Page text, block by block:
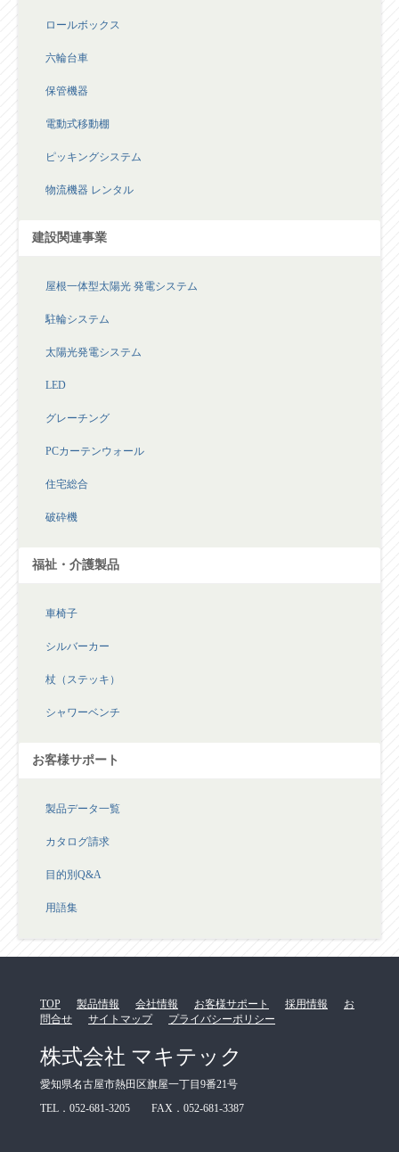
ロールボックス
六輪台車
保管機器
電動式移動棚
ピッキングシステム
物流機器 レンタル
建設関連事業
屋根一体型太陽光 発電システム
駐輪システム
太陽光発電システム
LED
グレーチング
PCカーテンウォール
住宅総合
破砕機
福祉・介護製品
車椅子
シルバーカー
杖（ステッキ）
シャワーベンチ
お客様サポート
製品データ一覧
カタログ請求
目的別Q&A
用語集
TOP 製品情報 会社情報 お客様サポート 採用情報
お
問合せ
サイトマップ プライバシーポリシー
株式会社 マキテック
愛知県名古屋市熱田区旗屋一丁目9番21号
TEL．052-681-3205 FAX．052-681-3387